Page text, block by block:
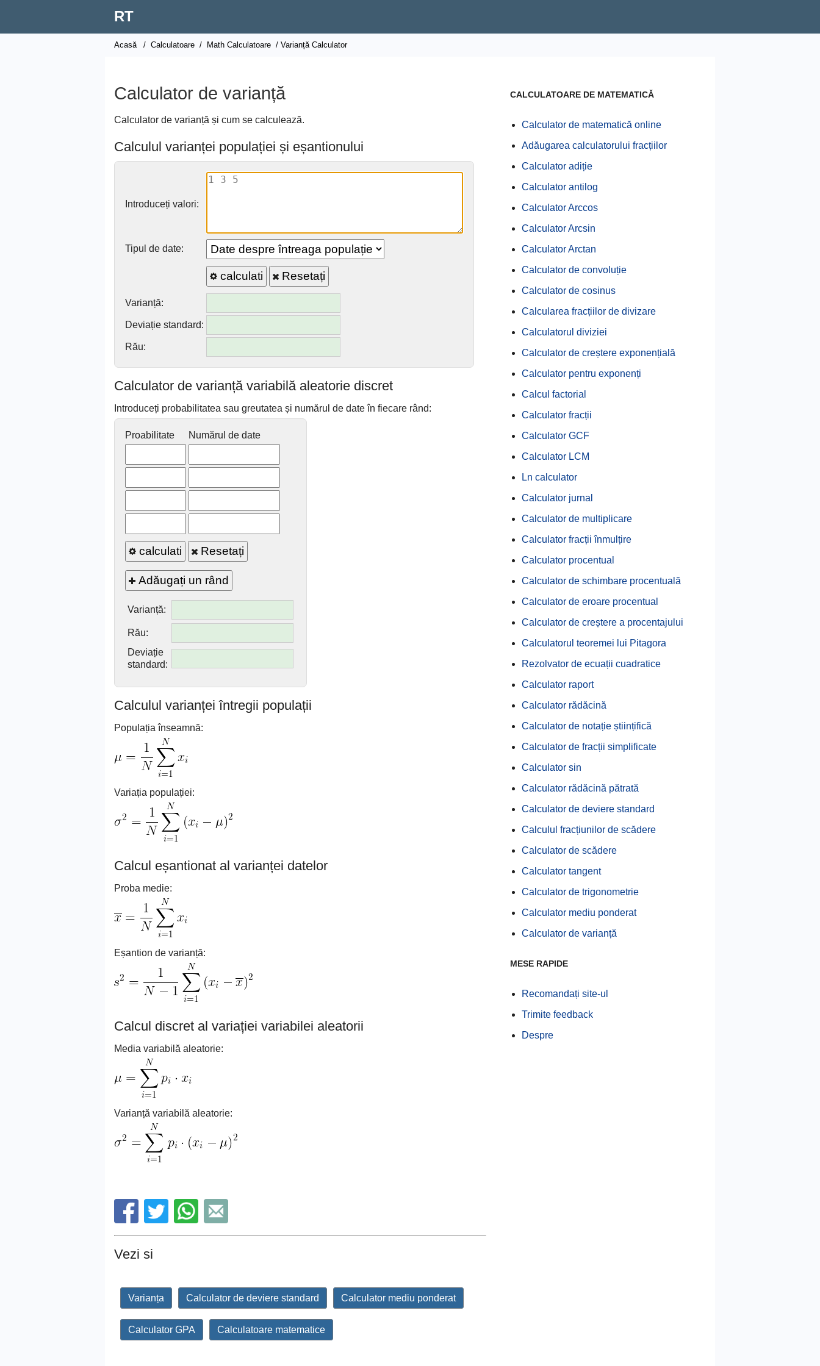
RT
Acasă / Calculatoare / Math Calculatoare / Varianță Calculator
Calculator de varianță
Calculator de varianță și cum se calculează.
Calculul varianței populației și eșantionului
Introduceți valori:
Tipul de date:
calculati Resetați
Varianță:
Deviație standard:
Rău:
Calculator de varianță variabilă aleatorie discret
Introduceți probabilitatea sau greutatea și numărul de date în fiecare rând:
Proabilitate Numărul de date
calculati Resetați
Adăugați un rând
Varianță:
Rău:
Deviație
standard:
Calculul varianței întregii populații
Populația înseamnă:
Variația populației:
Calcul eșantionat al varianței datelor
Proba medie:
Eșantion de varianță:
Calcul discret al variației variabilei aleatorii
Media variabilă aleatorie:
Varianță variabilă aleatorie:
Vezi si
Varianța Calculator de deviere standard Calculator mediu ponderat
Calculator GPA Calculatoare matematice
CALCULATOARE DE MATEMATICĂ
Calculator de matematică online
Adăugarea calculatorului fracțiilor
Calculator adiție
Calculator antilog
Calculator Arccos
Calculator Arcsin
Calculator Arctan
Calculator de convoluție
Calculator de cosinus
Calcularea fracțiilor de divizare
Calculatorul diviziei
Calculator de creștere exponențială
Calculator pentru exponenți
Calcul factorial
Calculator fracții
Calculator GCF
Calculator LCM
Ln calculator
Calculator jurnal
Calculator de multiplicare
Calculator fracții înmulțire
Calculator procentual
Calculator de schimbare procentuală
Calculator de eroare procentual
Calculator de creștere a procentajului
Calculatorul teoremei lui Pitagora
Rezolvator de ecuații cuadratice
Calculator raport
Calculator rădăcină
Calculator de notație științifică
Calculator de fracții simplificate
Calculator sin
Calculator rădăcină pătrată
Calculator de deviere standard
Calculul fracțiunilor de scădere
Calculator de scădere
Calculator tangent
Calculator de trigonometrie
Calculator mediu ponderat
Calculator de varianță
MESE RAPIDE
Recomandați site-ul
Trimite feedback
Despre